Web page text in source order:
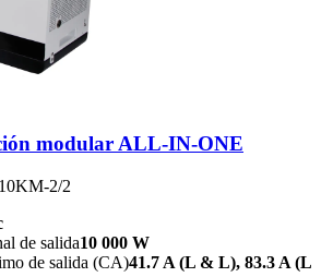
modular ALL-IN-ONE
2/2
de salida10 000 W
de salida (CA)41.7 A (L & L), 83.3 A (L